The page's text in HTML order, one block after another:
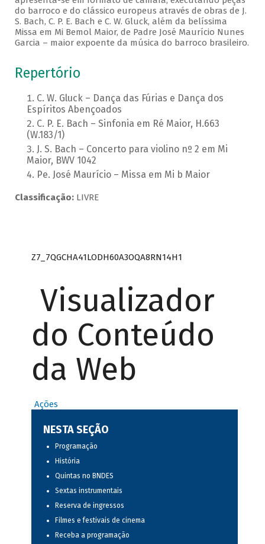
do barroco e do clássico europeus através de obras de J.
S. Bach, C. P. E. Bach e C. W. Gluck, além da belíssima
Missa em Mi Bemol Maior, de Padre José Maurício Nunes
Garcia – maior expoente da música do barroco brasileiro.
Repertório
C. W. Gluck – Dança das Fúrias e Dança dos
Espíritos Abençoados
C. P. E. Bach – Sinfonia em Ré Maior, H.663
(W.183/1)
J. S. Bach – Concerto para violino nº 2 em Mi
Maior, BWV 1042
Pe. José Maurício – Missa em Mi b Maior
Classificação:LIVRE
Z7_7QGCHA41LODH60A3OQA8RN14H1
Visualizador
do Conteúdo
da Web
Ações
NESTA SEÇÃO
Programação
História
Quintas no BNDES
Sextas instrumentais
Reserva de ingressos
Filmes e festivais de cinema
Receba a programação